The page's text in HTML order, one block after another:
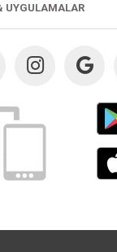
UYGULAMALAR